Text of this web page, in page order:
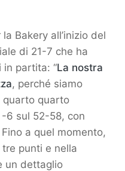
Bakery all’inizio del
di 21-7 che ha
partita: “La nostra
, perché siamo
quarto quarto
6 sul 52-58, con
a quel momento,
punti e nella
un dettaglio